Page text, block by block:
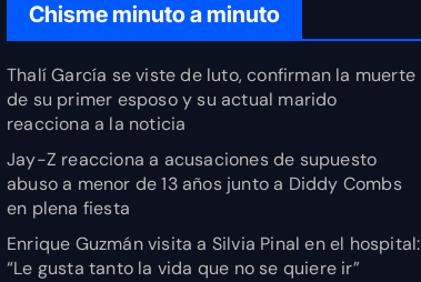
Chisme minuto a minuto
Thalí García se viste de luto, confirman la muerte
de su primer esposo y su actual marido
reacciona a la noticia
Jay-Z reacciona a acusaciones de supuesto
abuso a menor de 13 años junto a Diddy Combs
en plena fiesta
Enrique Guzmán visita a Silvia Pinal en el hospital:
“Le gusta tanto la vida que no se quiere ir”